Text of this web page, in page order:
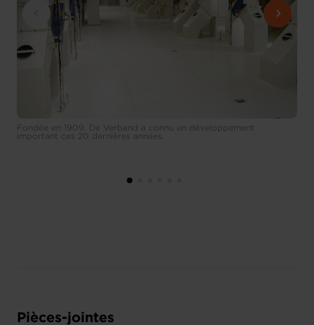
Fondée en 1909, De Verband a connu un développement
important ces 20 dernières années.
Pièces-jointes